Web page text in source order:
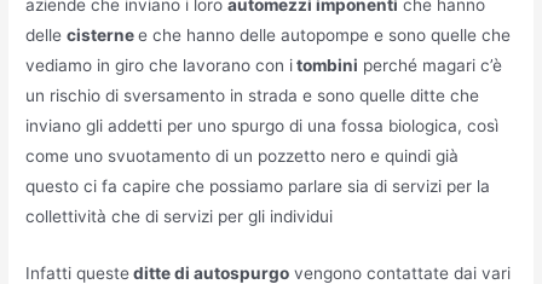
aziende che inviano i loroautomezzi imponenti che hanno
dellecisternee che hanno delle autopompe e sono quelle che
vediamo in giro che lavorano con itombini perché magari c’è
un rischio di sversamento in strada e sono quelle ditte che
inviano gli addetti per uno spurgo di una fossa biologica, così
come uno svuotamento di un pozzetto nero e quindi già
questo ci fa capire che possiamo parlare sia di servizi per la
collettività che di servizi per gli individui
Infatti questeditte di autospurgo vengono contattate dai vari